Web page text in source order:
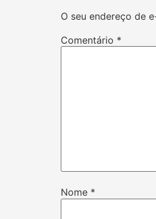
O seu endereço de
Comentário *
Nome *